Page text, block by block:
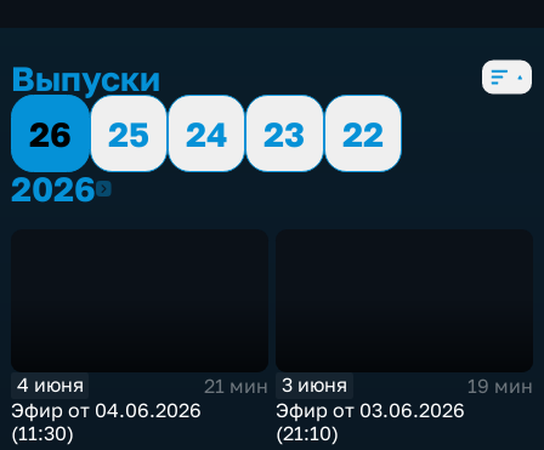
Выпуски
26
25 24 23
22
20262026
4 июня
21 мин
Эфир от 04.06.2026
(11:30)
3 июня
19 мин
Эфир от 03.06.2026
(21:10)